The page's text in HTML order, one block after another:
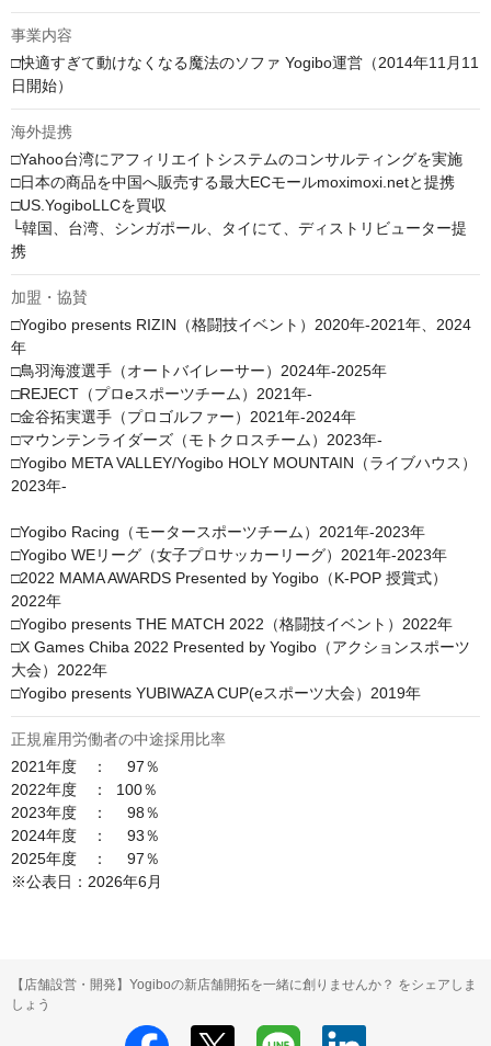
事業内容
□快適すぎて動けなくなる魔法のソファ Yogibo運営（2014年11月11
日開始）
海外提携
□Yahoo台湾にアフィリエイトシステムのコンサルティングを実施
□日本の商品を中国へ販売する最大ECモールmoximoxi.netと提携
□US.YogiboLLCを買収
└韓国、台湾、シンガポール、タイにて、ディストリビューター提
携
加盟・協賛
□Yogibo presents RIZIN（格闘技イベント）2020年-2021年、2024
年
□鳥羽海渡選手（オートバイレーサー）2024年-2025年
□REJECT（プロeスポーツチーム）2021年-
□金谷拓実選手（プロゴルファー）2021年-2024年
□マウンテンライダーズ（モトクロスチーム）2023年-
□Yogibo META VALLEY/Yogibo HOLY MOUNTAIN（ライブハウス）
2023年-
□Yogibo Racing（モータースポーツチーム）2021年-2023年
□Yogibo WEリーグ（女子プロサッカーリーグ）2021年-2023年
□2022 MAMA AWARDS Presented by Yogibo（K-POP 授賞式）
2022年
□Yogibo presents THE MATCH 2022（格闘技イベント）2022年
□X Games Chiba 2022 Presented by Yogibo（アクションスポーツ
大会）2022年
□Yogibo presents YUBIWAZA CUP(eスポーツ大会）2019年
正規雇用労働者の中途採用比率
2021年度　：　 97％
2022年度　：  100％
2023年度　： 　98％
2024年度　：　 93％
2025年度　：　 97％
※公表日：2026年6月
【店舗設営・開発】Yogiboの新店舗開拓を一緒に創りませんか？ をシェアしま
しょう